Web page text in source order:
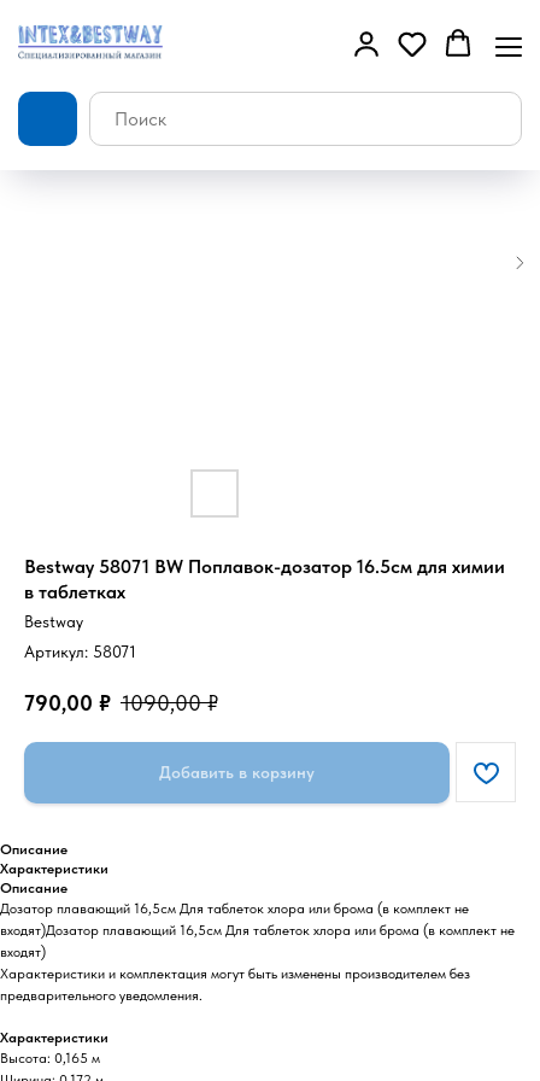
Bestway 58071 BW Поплавок-дозатор 16.5см для химии
в таблетках
Bestway
Артикул: 58071
790,00 ₽ 1090,00 ₽
Добавить в корзину
Описание
Характеристики
Описание
Дозатор плавающий 16,5см Для таблеток хлора или брома (в комплект не
входят)Дозатор плавающий 16,5см Для таблеток хлора или брома (в комплект не
входят)
Характеристики и комплектация могут быть изменены производителем без
предварительного уведомления.
Характеристики
Высота: 0,165 м